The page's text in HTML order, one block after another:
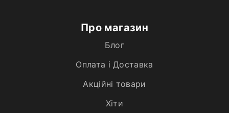
Про магазин
Блог
Оплата і Доставка
Акційні товари
Хiти